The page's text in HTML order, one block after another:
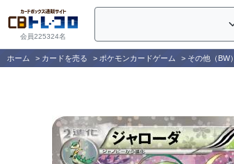
会員225324名
ホーム > カードを売る > ポケモンカードゲーム > その他（BW）